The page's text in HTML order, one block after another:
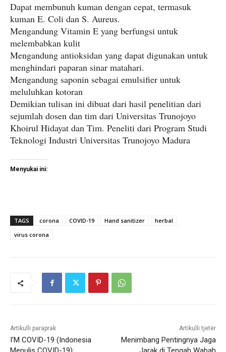
Dapat membunuh kuman dengan cepat, termasuk
kuman E. Coli dan S. Aureus.
Mengandung Vitamin E yang berfungsi untuk
melembabkan kulit
Mengandung antioksidan yang dapat digunakan untuk
menghindari paparan sinar matahari.
Mengandung saponin sebagai emulsifier untuk
meluluhkan kotoran
Demikian tulisan ini dibuat dari hasil penelitian dari
sejumlah dosen dan tim dari Universitas Trunojoyo
Khoirul Hidayat dan Tim. Peneliti dari Program Studi
Teknologi Industri Universitas Trunojoyo Madura
Menyukai ini:
TAGS corona COVID-19 Hand sanitizer
herbal
virus corona
Artikulli paraprak
I’M COVID-19 (Indonesia
Artikulli tjetër
Menimbang Pentingnya Jaga